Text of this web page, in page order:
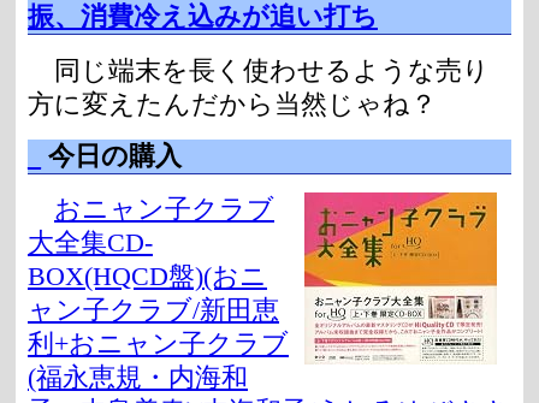
振、消費冷え込みが追い打ち
同じ端末を長く使わせるような売り
方に変えたんだから当然じゃね？
今日の購入
おニャン子クラブ
大全集CD-
BOX(HQCD盤)(おニ
ャン子クラブ/新田恵
利+おニャン子クラブ
(福永恵規・内海和